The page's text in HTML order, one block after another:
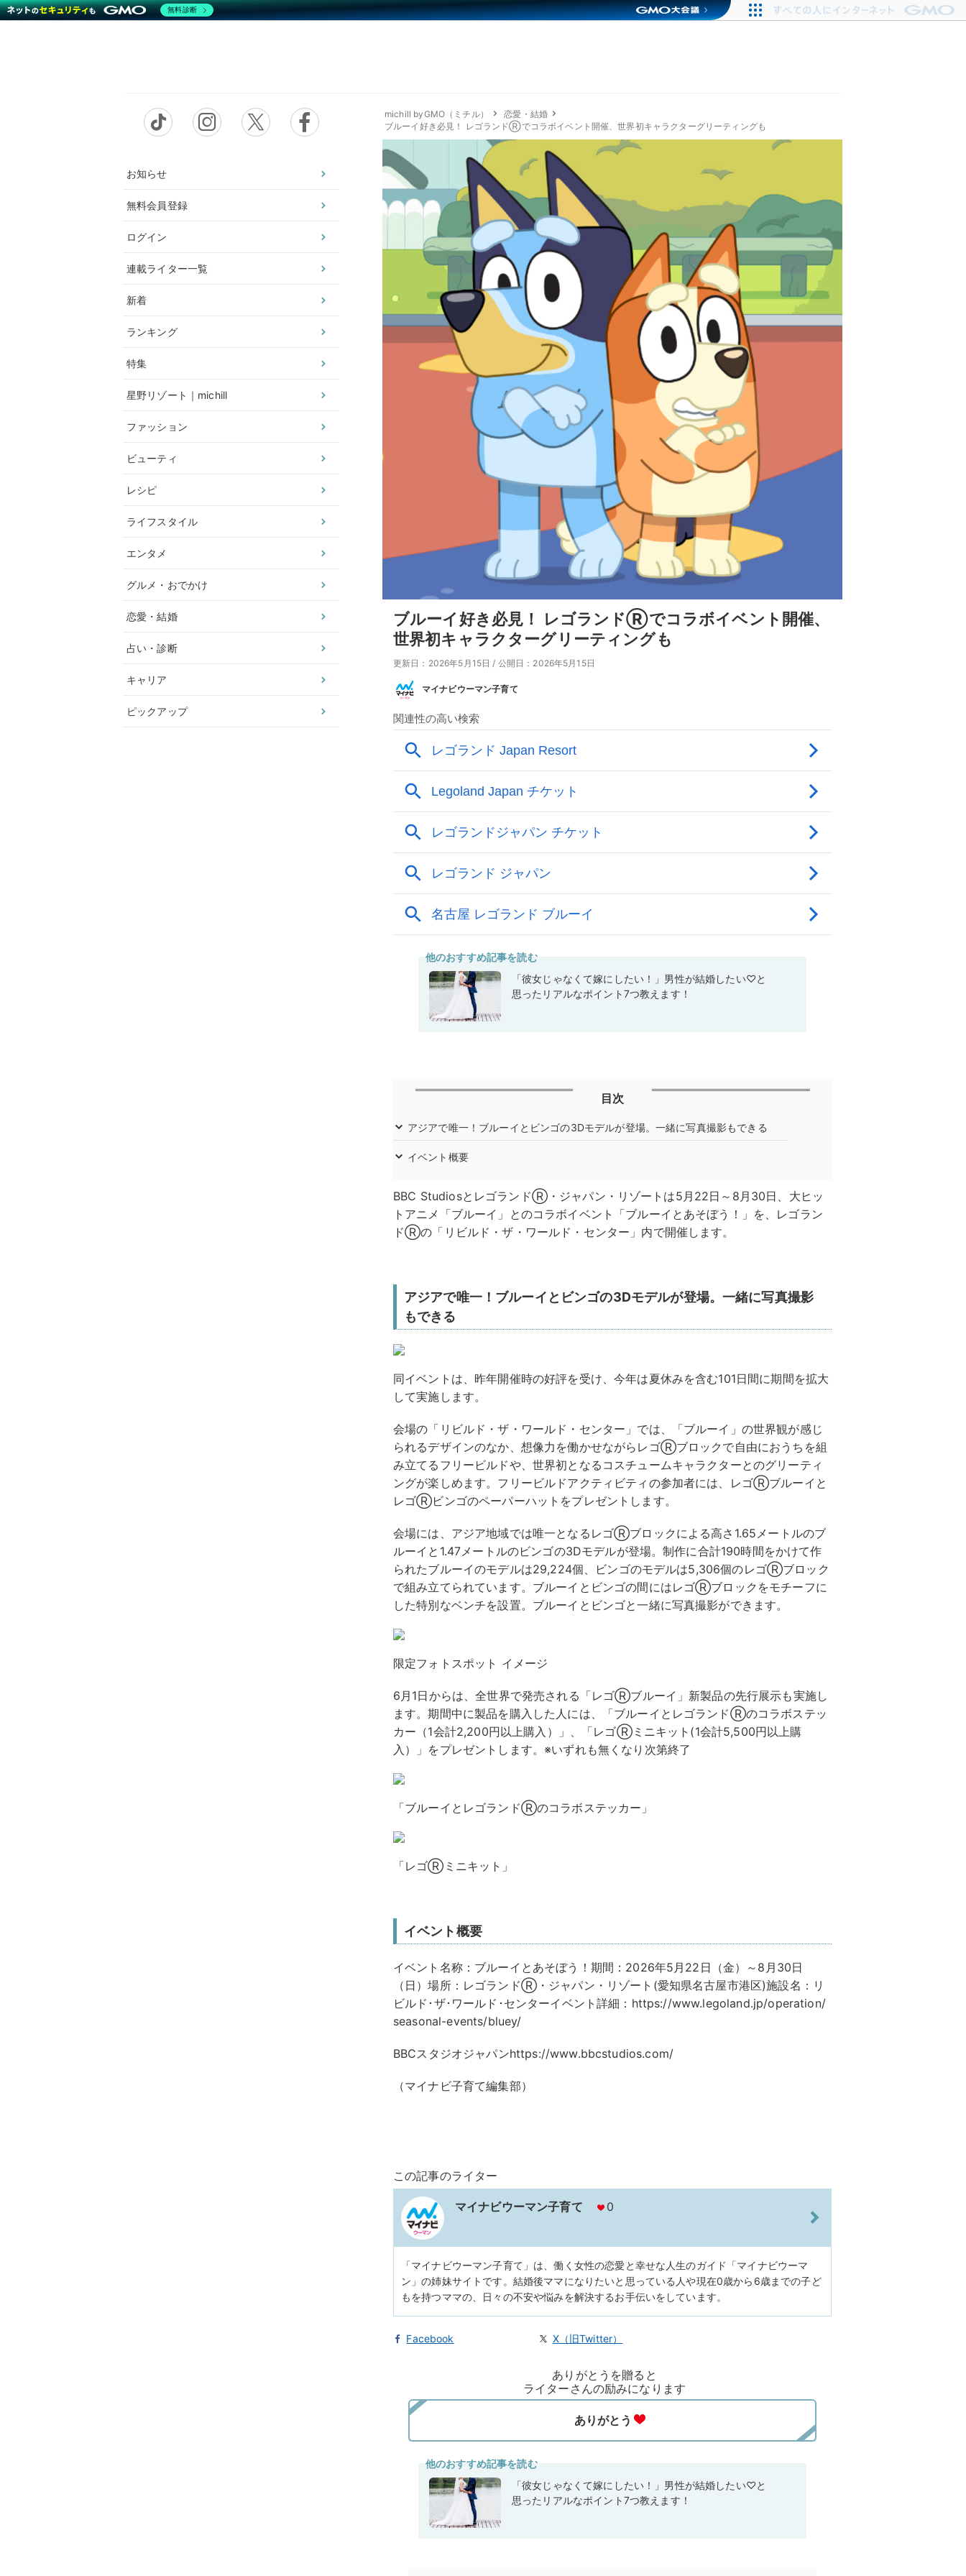
お知らせ
無料会員登録
ログイン
連載ライター一覧
新着
ランキング
特集
星野リゾート｜michill
ファッション
ビューティ
レシピ
ライフスタイル
エンタメ
グルメ・おでかけ
恋愛・結婚
占い・診断
キャリア
ピックアップ
michill byGMO（ミチル）
恋愛・結婚
ブルーイ好き必見！ レゴランドⓇでコラボイベント開催、世界初キャラクターグリーティングも
ブルーイ好き必見！ レゴランドⓇでコラボイベント開催、
世界初キャラクターグリーティングも
更新日：2026年5月15日 / 公開日：2026年5月15日
マイナビウーマン子育て
他のおすすめ記事を読む
「彼女じゃなくて嫁にしたい！」男性が結婚したい♡と
思ったリアルなポイント7つ教えます！
目次
アジアで唯一！ブルーイとビンゴの3Dモデルが登場。一緒に写真撮影もできる
イベント概要
BBC StudiosとレゴランドⓇ・ジャパン・リゾートは5月22日～8月30日、大ヒッ
トアニメ「ブルーイ」とのコラボイベント「ブルーイとあそぼう！」を、レゴラン
ドⓇの「リビルド・ザ・ワールド・センター」内で開催します。
アジアで唯一！ブルーイとビンゴの3Dモデルが登場。一緒に写真撮影
もできる
同イベントは、昨年開催時の好評を受け、今年は夏休みを含む101日間に期間を拡大
して実施します。
会場の「リビルド・ザ・ワールド・センター」では、「ブルーイ」の世界観が感じ
られるデザインのなか、想像力を働かせながらレゴⓇブロックで自由におうちを組
み立てるフリービルドや、世界初となるコスチュームキャラクターとのグリーティ
ングが楽しめます。フリービルドアクティビティの参加者には、レゴⓇブルーイと
レゴⓇビンゴのペーパーハットをプレゼントします。
会場には、アジア地域では唯一となるレゴⓇブロックによる高さ1.65メートルのブ
ルーイと1.47メートルのビンゴの3Dモデルが登場。制作に合計190時間をかけて作
られたブルーイのモデルは29,224個、ビンゴのモデルは5,306個のレゴⓇブロック
で組み立てられています。ブルーイとビンゴの間にはレゴⓇブロックをモチーフに
した特別なベンチを設置。ブルーイとビンゴと一緒に写真撮影ができます。
限定フォトスポット イメージ
6月1日からは、全世界で発売される「レゴⓇブルーイ」新製品の先行展示も実施し
ます。期間中に製品を購入した人には、「ブルーイとレゴランドⓇのコラボステッ
カー（1会計2,200円以上購入）」、「レゴⓇミニキット(1会計5,500円以上購
入）」をプレゼントします。※いずれも無くなり次第終了
「ブルーイとレゴランドⓇのコラボステッカー」
「レゴⓇミニキット」
イベント概要
イベント名称：ブルーイとあそぼう！期間：2026年5月22日（金）～8月30日
（日）場所：レゴランドⓇ・ジャパン・リゾート(愛知県名古屋市港区)施設名：リ
ビルド･ザ･ワールド･センターイベント詳細：https://www.legoland.jp/operation/
seasonal-events/bluey/
BBCスタジオジャパンhttps://www.bbcstudios.com/
（マイナビ子育て編集部）
この記事のライター
マイナビウーマン子育て 0
「マイナビウーマン子育て」は、働く女性の恋愛と幸せな人生のガイド「マイナビウーマ
ン」の姉妹サイトです。結婚後ママになりたいと思っている人や現在0歳から6歳までの子ど
もを持つママの、日々の不安や悩みを解決するお手伝いをしています。
Facebook X（旧Twitter）
ありがとうを贈ると
ライターさんの励みになります
他のおすすめ記事を読む
「彼女じゃなくて嫁にしたい！」男性が結婚したい♡と
思ったリアルなポイント7つ教えます！
無料診断